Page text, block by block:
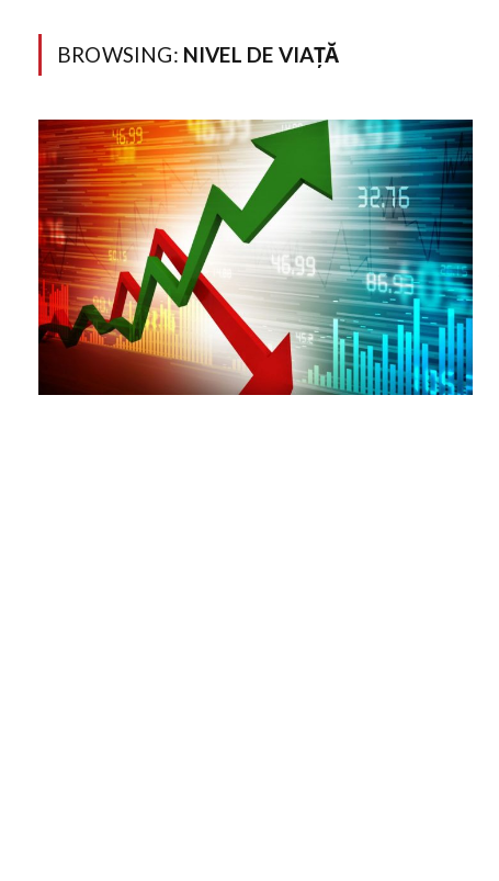
BROWSING: NIVEL DE VIAȚĂ